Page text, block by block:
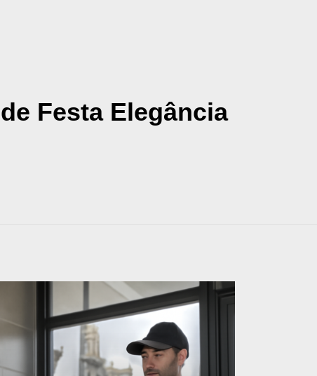
Festa Elegância